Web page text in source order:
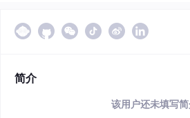
简介
该用户还未填写